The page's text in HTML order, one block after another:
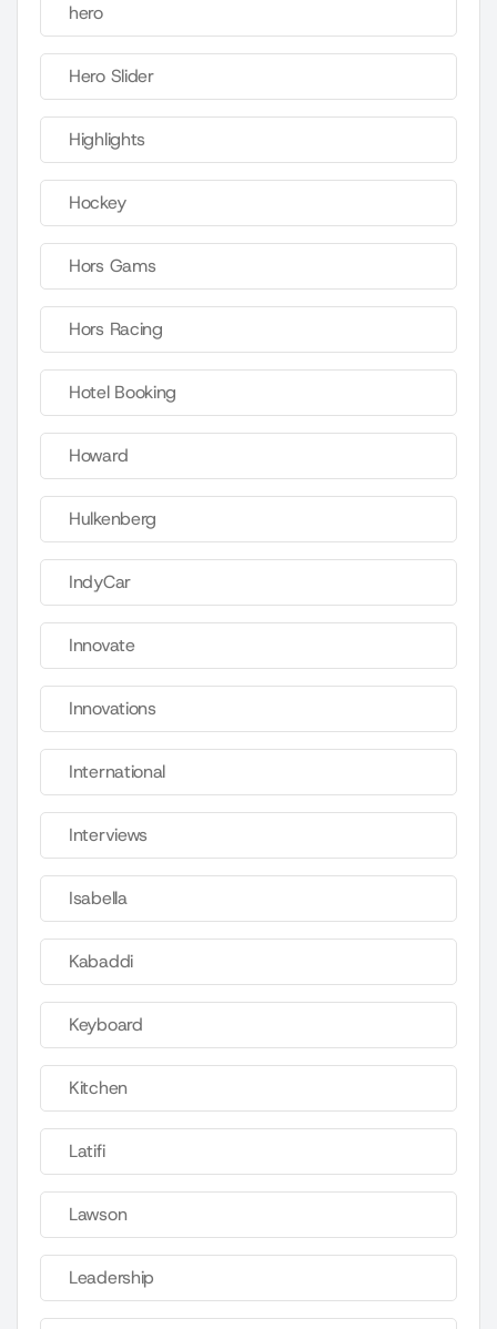
hero
Hero Slider
Highlights
Hockey
Hors Gams
Hors Racing
Hotel Booking
Howard
Hulkenberg
IndyCar
Innovate
Innovations
International
Interviews
Isabella
Kabaddi
Keyboard
Kitchen
Latifi
Lawson
Leadership